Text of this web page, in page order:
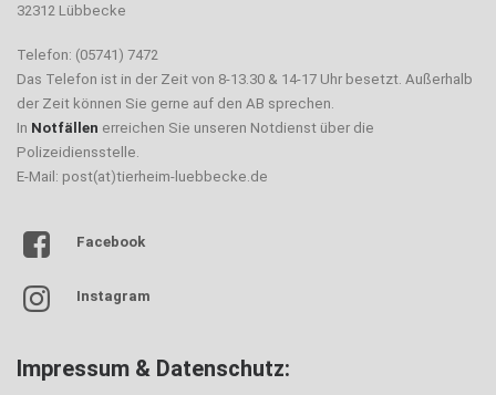
32312 Lübbecke
Telefon: (05741) 7472
Das Telefon ist in der Zeit von 8-13.30 & 14-17 Uhr besetzt. Außerhalb
der Zeit können Sie gerne auf den AB sprechen.
In Notfällen erreichen Sie unseren Notdienst über die
Polizeidiensstelle.
E-Mail: post(at)tierheim-luebbecke.de
Facebook
Instagram
Impressum & Datenschutz: